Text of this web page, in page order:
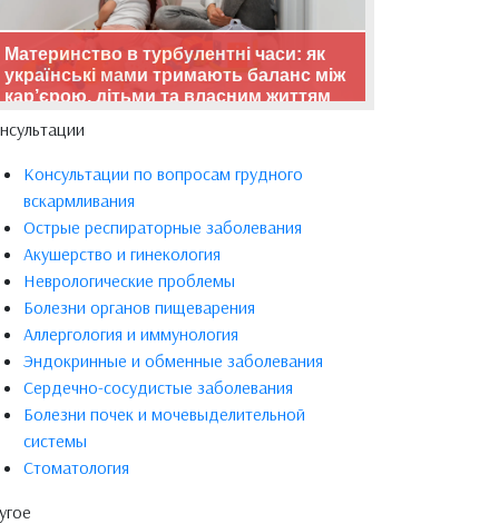
Материнство в турбулентні часи: як
українські мами тримають баланс між
кар’єрою, дітьми та власним життям
Консультации по вопросам грудного
вскармливания
Острые респираторные заболевания
Акушерство и гинекология
Неврологические проблемы
Болезни органов пищеварения
Аллергология и иммунология
Эндокринные и обменные заболевания
Сердечно-сосудистые заболевания
Болезни почек и мочевыделительной
системы
Стоматология